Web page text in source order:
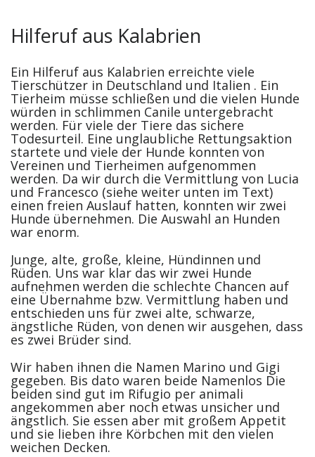
Hilferuf aus Kalabrien
Ein Hilferuf aus Kalabrien erreichte viele
Tierschützer in Deutschland und Italien . Ein
Tierheim müsse schließen und die vielen Hunde
würden in schlimmen Canile untergebracht
werden. Für viele der Tiere das sichere
Todesurteil. Eine unglaubliche Rettungsaktion
startete und viele der Hunde konnten von
Vereinen und Tierheimen aufgenommen
werden. Da wir durch die Vermittlung von Lucia
und Francesco (siehe weiter unten im Text)
einen freien Auslauf hatten, konnten wir zwei
Hunde übernehmen. Die Auswahl an Hunden
war enorm.
Junge, alte, große, kleine, Hündinnen und
Rüden. Uns war klar das wir zwei Hunde
aufnehmen werden die schlechte Chancen auf
eine Übernahme bzw. Vermittlung haben und
entschieden uns für zwei alte, schwarze,
ängstliche Rüden, von denen wir ausgehen, dass
es zwei Brüder sind.
Wir haben ihnen die Namen Marino und Gigi
gegeben. Bis dato waren beide Namenlos Die
beiden sind gut im Rifugio per animali
angekommen aber noch etwas unsicher und
ängstlich. Sie essen aber mit großem Appetit
und sie lieben ihre Körbchen mit den vielen
weichen Decken.